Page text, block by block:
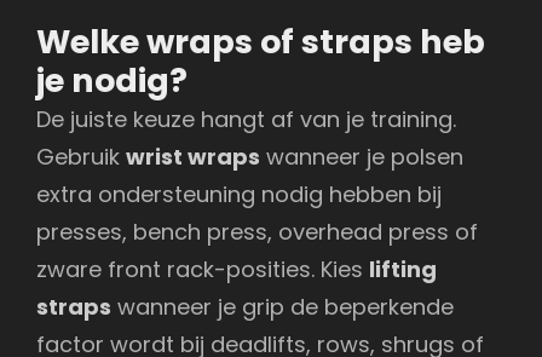
Welke wraps of straps heb
je nodig?
De juiste keuze hangt af van je training.
Gebruik wrist wraps wanneer je polsen
extra ondersteuning nodig hebben bij
presses, bench press, overhead press of
zware front rack-posities. Kies lifting
straps wanneer je grip de beperkende
factor wordt bij deadlifts, rows, shrugs of